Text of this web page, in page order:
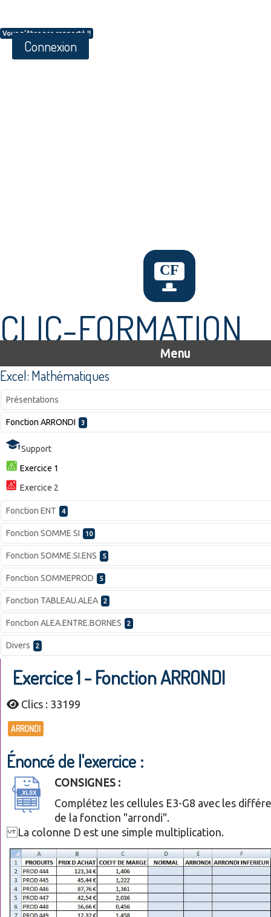
Vous n'êtes pas connecté !!
Connexion
CLIC-FORMATION
Menu
Excel: Mathématiques
Présentations
Fonction ARRONDI 3
Support
Exercice 1
Exercice 2
Fonction ENT 4
Fonction SOMME SI 10
Fonction SOMME.SI.ENS 5
Fonction SOMMEPROD 5
Fonction TABLEAU.ALEA 2
Fonction ALEA.ENTRE.BORNES 2
Divers 2
Exercice 1 - Fonction ARRONDI
Clics : 33199
ARRONDI
Énoncé de l'exercice :
CONSIGNES :
Complétez les cellules E3-G8 avec les
de la fonction "arrondi".
La colonne D est une simple multiplication.